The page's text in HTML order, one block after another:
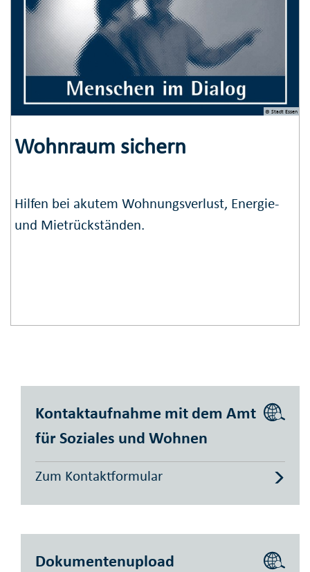
© Stadt Essen
Wohnraum sichern
Hilfen bei akutem Wohnungsverlust, Energie-
und Mietrückständen.
Kontaktaufnahme mit dem Amt
für Soziales und Wohnen
Zum Kontaktformular
Dokumentenupload